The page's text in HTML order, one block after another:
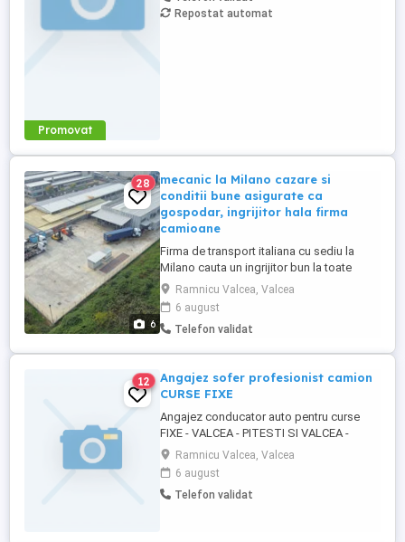
Promovat
depozit, descarcare incarcare Studii:
Repostat automat
6
28
mecanic la Milano cazare si
conditii bune asigurate ca
gospodar, ingrijitor hala firma
camioane
Firma de transport italiana cu sediu la
Milano cauta un ingrijitor bun la toate
pentru o hala care sa cunoasca si cate
ceva despre transport. Ideal daca ar avea
permis categoria B, cunostinte in
mecanica, electric, curatenie, intretinere.
Ramnicu Valcea, Valcea
6 august
Telefon validat
12
Angajez sofer profesionist camion
CURSE FIXE
Angajez conducator auto pentru curse
FIXE - VALCEA - PITESTI SI VALCEA -
BUCURESTI - TUR -RETUR week - end
liber, se lucreaza la program pt mai multe
detalii va rog sa sunati la nr de telefon
Ramnicu Valcea, Valcea
6 august
Telefon validat